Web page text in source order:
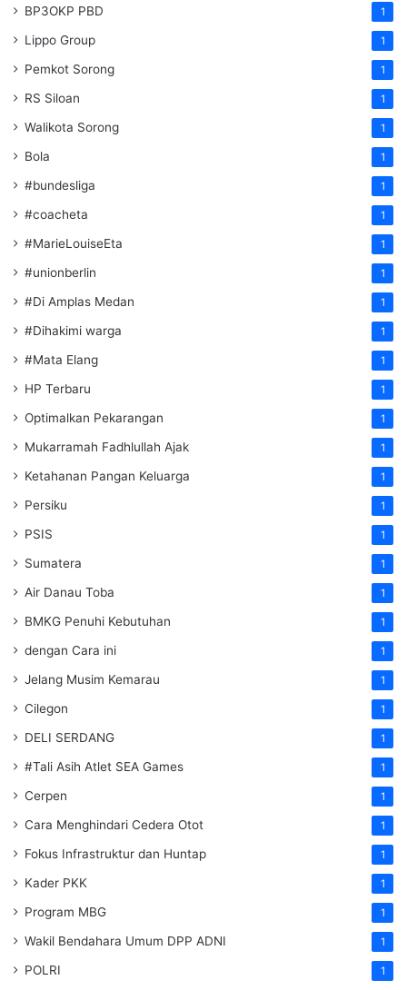
BP3OKP PBD 1
Lippo Group 1
Pemkot Sorong 1
RS Siloan 1
Walikota Sorong 1
Bola 1
#bundesliga 1
#coacheta 1
#MarieLouiseEta 1
#unionberlin 1
#Di Amplas Medan 1
#Dihakimi warga 1
#Mata Elang 1
HP Terbaru 1
Optimalkan Pekarangan 1
Mukarramah Fadhlullah Ajak 1
Ketahanan Pangan Keluarga 1
Persiku 1
PSIS 1
Sumatera 1
Air Danau Toba 1
BMKG Penuhi Kebutuhan 1
dengan Cara ini 1
Jelang Musim Kemarau 1
Cilegon 1
DELI SERDANG 1
#Tali Asih Atlet SEA Games 1
Cerpen 1
Cara Menghindari Cedera Otot 1
Fokus Infrastruktur dan Huntap 1
Kader PKK 1
Program MBG 1
Wakil Bendahara Umum DPP ADNI 1
POLRI 1